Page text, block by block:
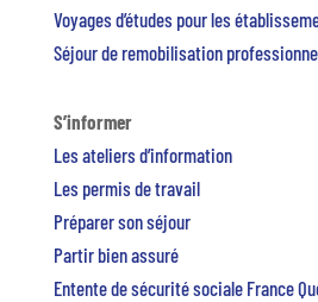
Voyages d’études pour les
Séjour de remobilisation
S’informer
Les ateliers d’information
Les permis de travail
Préparer son séjour
Partir bien assuré
Entente de sécurité sociale France